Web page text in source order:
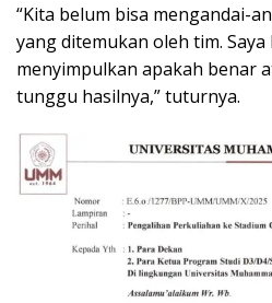
“Kita belum bisa mengandai-
yang ditemukan oleh tim. Saya
menyimpulkan apakah benar
tunggu hasilnya,” tuturnya.